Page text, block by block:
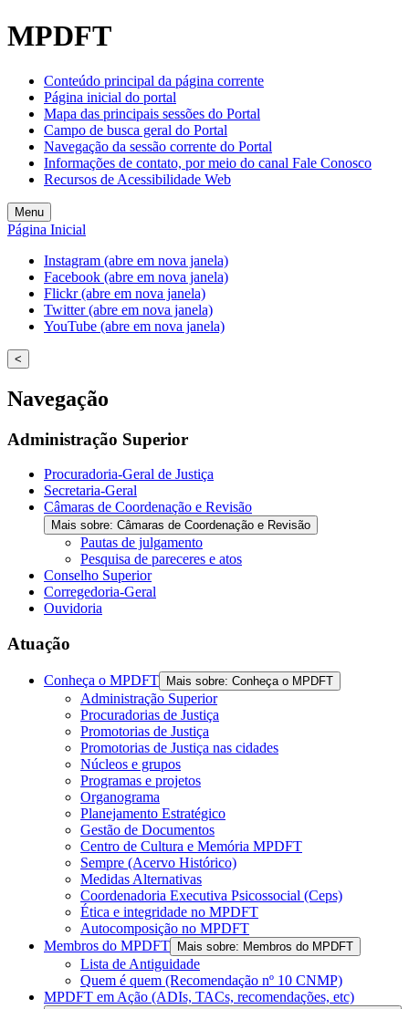
Welcome
to
One
Accessibility
screen
reader.
start
All
in
One
Accessibility
screen
reader,
press
"Ctrl
/".
This
shortcut
activates
screen
help
navigate
content.
MPDFT
Conteúdo principal da página corrente
Página inicial do portal
Mapa das principais sessões do Portal
Campo de busca geral do Portal
Navegação da sessão corrente do Portal
Informações de contato, por meio do canal Fale Conosco
Recursos de Acessibilidade Web
Menu
Página Inicial
Instagram (abre em nova janela)
Facebook (abre em nova janela)
Flickr (abre em nova janela)
Twitter (abre em nova janela)
YouTube (abre em nova janela)
<
Navegação
Administração Superior
Procuradoria-Geral de Justiça
Secretaria-Geral
Câmaras de Coordenação e Revisão
Mais sobre: Câmaras de Coordenação e Revisão
Pautas de julgamento
Pesquisa de pareceres e atos
Conselho Superior
Corregedoria-Geral
Ouvidoria
Atuação
Conheça o MPDFT Mais sobre: Conheça o MPDFT
Administração Superior
Procuradorias de Justiça
Promotorias de Justiça
Promotorias de Justiça nas cidades
Núcleos e grupos
Programas e projetos
Organograma
Planejamento Estratégico
Gestão de Documentos
Centro de Cultura e Memória MPDFT
Sempre (Acervo Histórico)
Medidas Alternativas
Coordenadoria Executiva Psicossocial (Ceps)
Ética e integridade no MPDFT
Autocomposição no MPDFT
Membros do MPDFT
Mais sobre: Membros do MPDFT
Lista de Antiguidade
Quem é quem (Recomendação nº 10 CNMP)
MPDFT em Ação (ADIs, TACs, recomendações, etc)